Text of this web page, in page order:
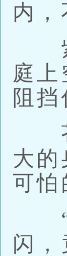
内
紫
庭
阻
苍
大
可怕
“
闪